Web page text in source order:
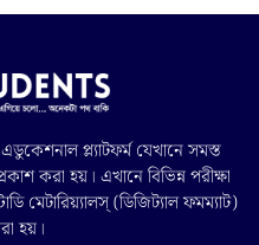
প্ল্যাটফর্ম যেখানে সমস্ত
করা হয়। এখানে বিভিন্ন পরীক্ষা
মেটারিয়্যালস্ (ডিজিট্যাল ফমম্যাট)
হয়।